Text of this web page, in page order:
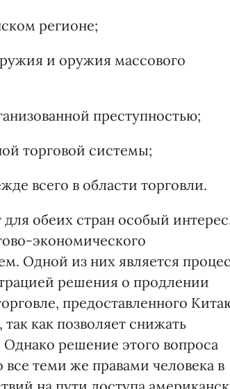
регионе;
и оружия массового
преступностью;
торговой системы;
всего в области торговли.
обеих стран особый
экономического
Одной из них является
решения о продлении
предоставленного
как позволяет снижать
решение этого вопроса
все теми же правами человека в